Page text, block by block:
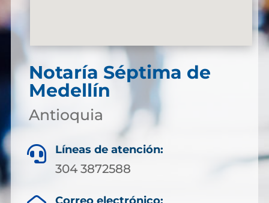
Notaría Séptima de
Medellín
Antioquia
 Líneas de atención:
304 3872588